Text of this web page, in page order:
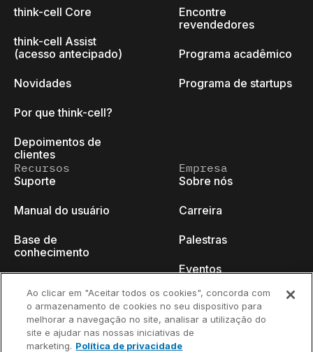
think-cell Core
think-cell Assist
(acesso antecipado)
Novidades
Por que think-cell?
Depoimentos de
clientes
Encontre
revendedores
Programa acadêmico
Programa de startups
Recursos
Suporte
Manual do usuário
Base de
conhecimento
Tutoriais em vídeo
Centro de conteúdo
Empresa
Sobre nós
Carreira
Palestras
Eventos
Blog do programador
Fale conosco
Ao clicar em "Aceitar todos os cookies", concorda com
o armazenamento de cookies no seu dispositivo para
melhorar a navegação no site, analisar a utilização do
site e ajudar nas nossas iniciativas de
marketing. Política de privacidade